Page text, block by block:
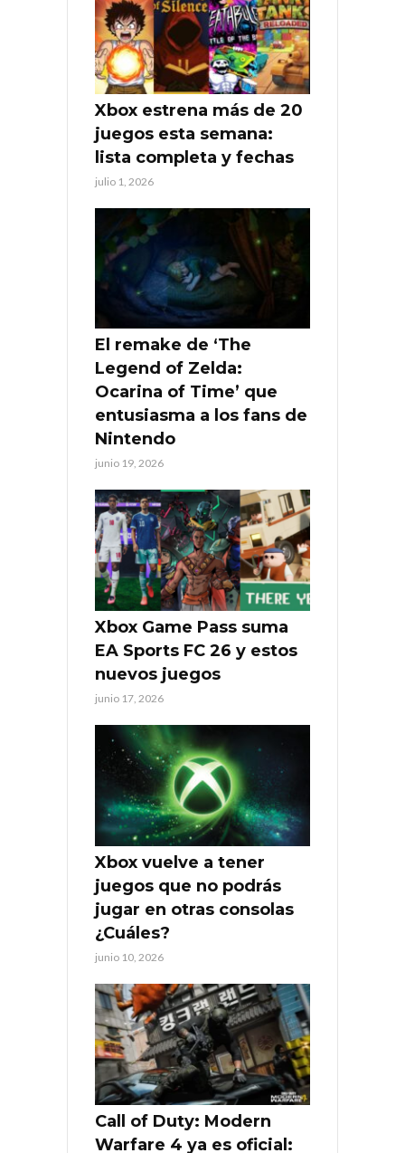
Xbox estrena más de 20
juegos esta semana:
lista completa y fechas
julio 1, 2026
El remake de ‘The
Legend of Zelda:
Ocarina of Time’ que
entusiasma a los fans de
Nintendo
junio 19, 2026
Xbox Game Pass suma
EA Sports FC 26 y estos
nuevos juegos
junio 17, 2026
Xbox vuelve a tener
juegos que no podrás
jugar en otras consolas
¿Cuáles?
junio 10, 2026
Call of Duty: Modern
Warfare 4 ya es oficial: